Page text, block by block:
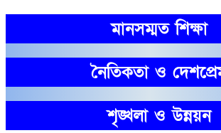
মানসম্মত শিক্ষা
নৈতিকতা ও
শৃঙ্খলা ও উন্নয়ন